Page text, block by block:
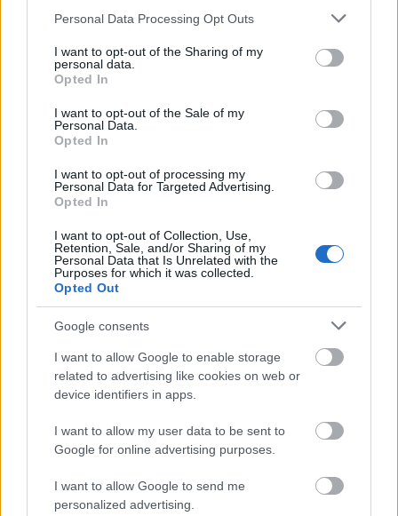
Please note that this website/app uses one or more Google
not limited to your visit or usage behaviour. You may click to
grant or deny consent to Google and its third-party tags to
use your data for below specified purposes in below Google
consent section.
Personal Data Processing Opt Outs
I want to opt-out of the Sharing of my
personal data.
Opted In
I want to opt-out of the Sale of my
Personal Data.
Opted In
I want to opt-out of processing my
Personal Data for Targeted Advertising.
Opted In
I want to opt-out of Collection, Use,
Retention, Sale, and/or Sharing of my
Personal Data that Is Unrelated with the
Purposes for which it was collected.
Opted Out
Google consents
I want to allow Google to enable storage
related to advertising like cookies on web or
device identifiers in apps.
I want to allow my user data to be sent to
Google for online advertising purposes.
I want to allow Google to send me
personalized advertising.
Αντιμέτωπη με τις προοπτικές αυτές, είπε ο
αρχηγός του κράτους, η χώρα πρέπει να
προετοιμαστεί να αμυνθεί, να αποφύγει
οποιονδήποτε «αιφνιδιασμό» και την «ήττα».